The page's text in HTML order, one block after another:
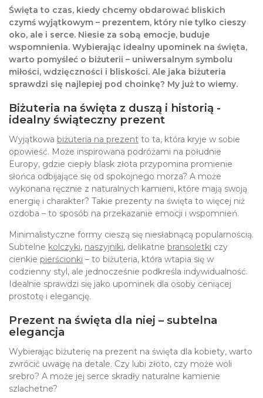
Święta to czas, kiedy chcemy obdarować bliskich
czymś wyjątkowym – prezentem, który nie tylko cieszy
oko, ale i serce. Niesie za sobą emocje, buduje
wspomnienia. Wybierając idealny upominek na święta,
warto pomyśleć o biżuterii – uniwersalnym symbolu
miłości, wdzięczności i bliskości. Ale jaka biżuteria
sprawdzi się najlepiej pod choinkę? My już to wiemy.
Biżuteria na święta z duszą i historią -
idealny świąteczny prezent
Wyjątkowa biżuteria na prezent to ta, która kryje w sobie
opowieść. Może inspirowana podróżami na południe
Europy, gdzie ciepły blask złota przypomina promienie
słońca odbijające się od spokojnego morza? A może
wykonana ręcznie z naturalnych kamieni, które mają swoją
energię i charakter? Takie prezenty na święta to więcej niż
ozdoba – to sposób na przekazanie emocji i wspomnień.
Minimalistyczne formy cieszą się niesłabnącą popularnością.
Subtelne kolczyki, naszyjniki, delikatne bransoletki czy
cienkie pierścionki – to biżuteria, która wtapia się w
codzienny styl, ale jednocześnie podkreśla indywidualność.
Idealnie sprawdzi się jako upominek dla osoby ceniącej
prostotę i elegancję.
Prezent na święta dla niej – subtelna
elegancja
Wybierając biżuterię na prezent na święta dla kobiety, warto
zwrócić uwagę na detale. Czy lubi złoto, czy może woli
srebro? A może jej serce skradły naturalne kamienie
szlachetne?